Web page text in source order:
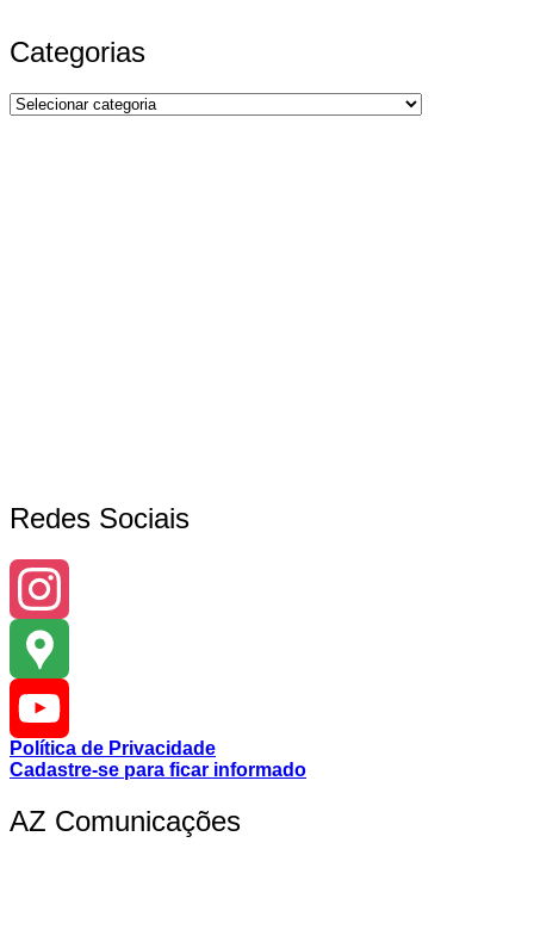
Categorias
Categorias
Redes Sociais
Instagram
Google
Maps
YouTube
Channel
Política de Privacidade
Cadastre-se para ficar informado
AZ Comunicações